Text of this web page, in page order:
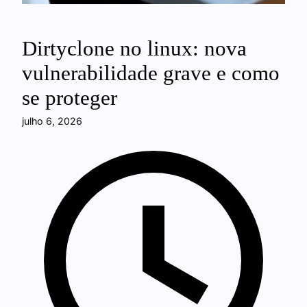
Dirtyclone no linux: nova
vulnerabilidade grave e como
se proteger
julho 6, 2026